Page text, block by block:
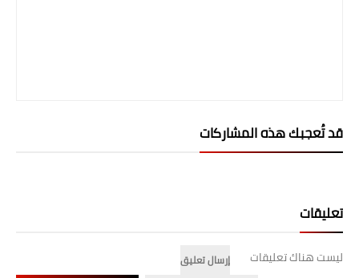
قد تُعجبك هذه المشاركات
تعليقات
ليست هناك تعليقات
إرسال تعليق